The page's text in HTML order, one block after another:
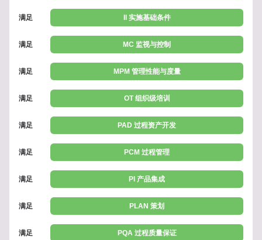
满足 II 实施基础条件
满足 MC 监视与控制
满足 MPM 管理性能与度量
满足 OT 组织级培训
满足 PAD 过程资产开发
满足 PCM 过程管理
满足 PI 产品集成
满足 PLAN 策划
满足 PQA 过程质量保证